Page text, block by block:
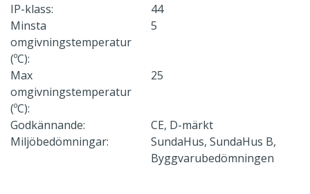
IP-klass:
44
Minsta
omgivningstemperatur
(ºC):
5
Max
omgivningstemperatur
(ºC):
25
Godkännande:
CE, D-märkt
Miljöbedömningar:
SundaHus, SundaHus B,
Byggvarubedömningen